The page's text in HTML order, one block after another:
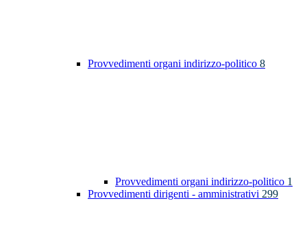
Provvedimenti organi indirizzo-politico 8
Provvedimenti organi indirizzo-politico 1
Provvedimenti dirigenti - amministrativi 299